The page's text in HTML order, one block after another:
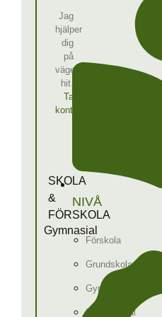
Jag
hjälper
dig
på
vägen
hit.
Ta
kontakt
SKOLA
&
FÖRSKOLA
Förskola
Grundskola
Gymnasium
International
NIVÅ
Gymnasial